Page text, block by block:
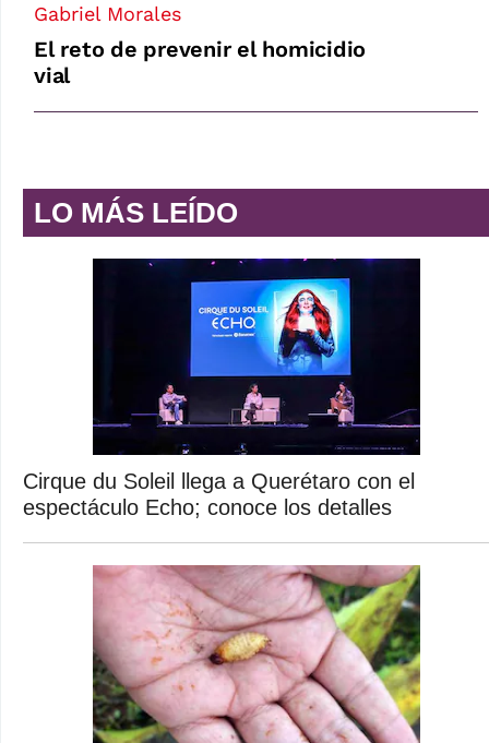
Gabriel Morales
El reto de prevenir el homicidio
vial
LO MÁS LEÍDO
Cirque du Soleil llega a Querétaro con el
espectáculo Echo; conoce los detalles